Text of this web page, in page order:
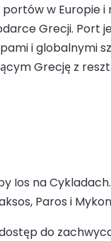
w Europie i
Grecji. Port
i globalnymi
Grecję z
Ios na
Paros i
do